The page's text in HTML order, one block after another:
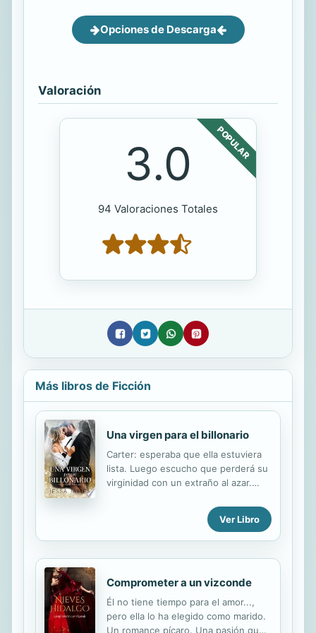
Opciones de Descarga
Valoración
POPULAR
3.0
94 Valoraciones Totales
Más libros de Ficción
Una virgen para el billonario
Carter: esperaba que ella estuviera
lista. Luego escucho que perderá su
virginidad con un extraño al azar.
nadie más que a mí. Después de esta
noche, nunca más dudará. Cuando
grite mi nombre, sabrá que le estoy
Ver Libro
Comprometer a un vizconde
Él no tiene tiempo para el amor...,
pero ella lo ha elegido como marido.
Un romance pícaro. Una pasión que